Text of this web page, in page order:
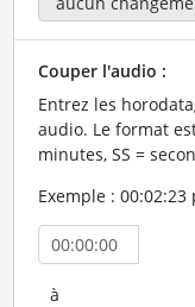
Couper l'audio :
Entrez les
audio. Le format
minutes, SS =
Exemple :
à